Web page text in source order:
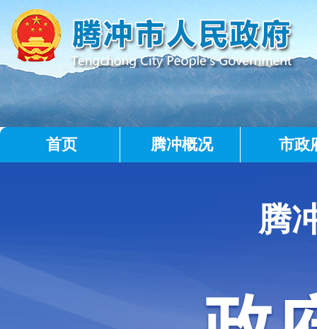
首页 腾冲概况 市政
腾